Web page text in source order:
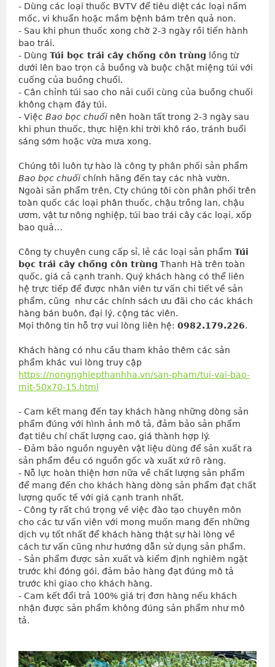
- Dùng các loại thuốc BVTV để tiêu diệt các loại nấm
mốc, vi khuẩn hoặc mầm bệnh bám trên quả non.
- Sau khi phun thuốc xong chờ 2-3 ngày rồi tiến hành
bao trái.
- Dùng Túi bọc trái cây chống côn trùng lồng từ
dưới lên bao trọn cả buồng và buộc chặt miệng túi với
cuống của buồng chuối.
- Cân chỉnh túi sao cho nải cuối cùng của buồng chuối
không chạm đáy túi.
- Việc Bao bọc chuối nên hoàn tất trong 2-3 ngày sau
khi phun thuốc, thực hiện khi trời khô ráo, tránh buổi
sáng sớm hoặc vừa mưa xong.
Bao bọc chuối chính hãng đến tay các nhà vườn.
Ngoài sản phẩm trên, Cty chúng tôi còn phân phối trên
toàn quốc các loại phân thuốc, chậu trồng lan, chậu
ươm, vật tư nông nghiệp, túi bao trái cây các loại, xốp
bao quả…
Công ty chuyên cung cấp sỉ, lẻ các loại sản phẩm Túi
bọc trái cây chống côn trùng Thanh Hà trên toàn
quốc, giá cả cạnh tranh. Quý khách hàng có thể liên
hệ trực tiếp để được nhân viên tư vấn chi tiết về sản
phẩm, cũng  như các chính sách ưu đãi cho các khách
hàng bán buôn, đại lý, cộng tác viên.
Mọi thông tin hỗ trợ vui lòng liên hệ: 0982.179.226.
Khách hàng có nhu cầu tham khảo thêm các sản
phẩm khác vui lòng truy cập
https://nongnghiepthanhha.vn/san-pham/tui-vai-bao-
mit-50x70-15.html
- Cam kết mang đến tay khách hàng những dòng sản
phẩm đúng với hình ảnh mô tả, đảm bảo sản phẩm
đạt tiêu chí chất lượng cao, giá thành hợp lý.
- Đảm bảo nguồn nguyên vật liệu dùng để sản xuất ra
sản phẩm đều có nguồn gốc và xuất xứ rõ ràng.
- Nỗ lực hoàn thiện hơn nữa về chất lượng sản phẩm
để mang đến cho khách hàng dòng sản phẩm đạt chất
lượng quốc tế với giá cạnh tranh nhất.
- Công ty rất chú trọng về việc đào tạo chuyên môn
cho các tư vấn viên với mong muốn mang đến những
dịch vụ tốt nhất để khách hàng thật sự hài lòng về
cách tư vấn cũng như hướng dẫn sử dụng sản phẩm.
- Sản phẩm được sản xuất và kiểm định nghiêm ngặt
trước khi đóng gói, đảm bảo hàng đạt đúng mô tả
trước khi giao cho khách hàng.
- Cam kết đổi trả 100% giá trị đơn hàng nếu khách
nhận được sản phẩm không đúng sản phẩm như mô
tả.